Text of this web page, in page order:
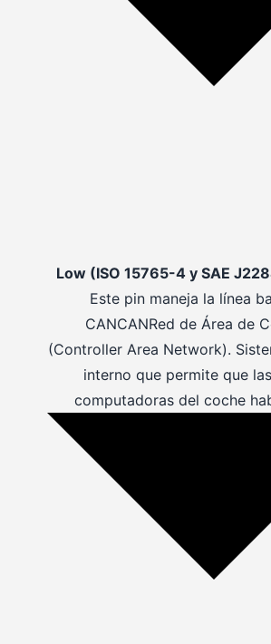
Low (ISO 15765-4 y SAE
Este pin maneja la línea
CANCANRed de Área de
(Controller Area Network).
interno que permite que
computadoras del coche